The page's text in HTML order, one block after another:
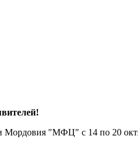
"МФЦ" с 14 по 20